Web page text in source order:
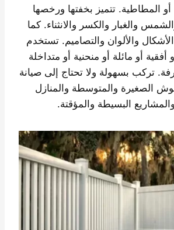
أو المطاطية. تتميز بخفتها ورخصها
والغبار والكسر والانثناء. كما
والألوان والتصاميم. تستخدم
أو مائلة أو منحنية أو متداخلة
تركب بسهولة ولا تحتاج إلى صيانة
الصغيرة والمتوسطة والمنازل
البسيطة والمؤقتة.